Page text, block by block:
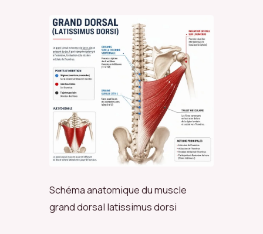
Schéma anatomique du muscle
grand dorsal latissimus dorsi